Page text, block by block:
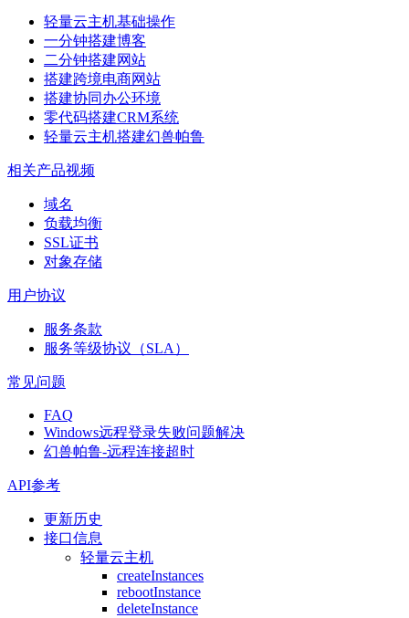
轻量云主机基础操作
一分钟搭建博客
二分钟搭建网站
搭建跨境电商网站
搭建协同办公环境
零代码搭建CRM系统
轻量云主机搭建幻兽帕鲁
相关产品视频
域名
负载均衡
SSL证书
对象存储
用户协议
服务条款
服务等级协议（SLA）
常见问题
FAQ
Windows远程登录失败问题解决
幻兽帕鲁-远程连接超时
API参考
更新历史
接口信息
轻量云主机
createInstances
rebootInstance
deleteInstance